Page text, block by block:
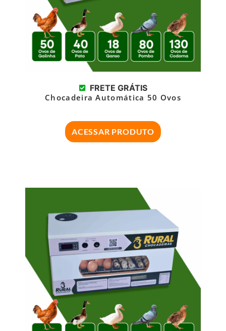
FRETE GRÁTIS
Chocadeira Automática 50 Ovos
ACESSAR PRODUTO